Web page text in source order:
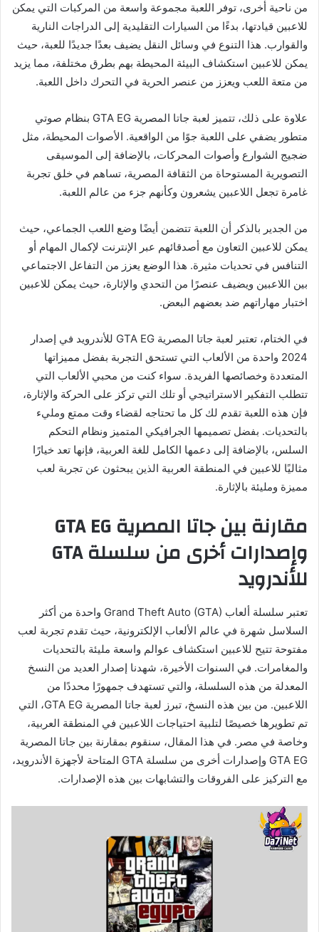
من ناحية أخرى، توفر اللعبة مجموعة واسعة من المركبات التي يمكن
للاعبين قيادتها، بدءًا من السيارات التقليدية إلى الدراجات النارية
والقوارب. هذا التنوع في وسائل النقل يضيف بعدًا جديدًا للعبة، حيث
يمكن للاعبين استكشاف البيئة المحيطة بهم بطرق مختلفة، مما يزيد
من متعة اللعب ويعزز من عنصر الحرية في التحرك داخل اللعبة.
علاوة على ذلك، تتميز لعبة جاتا المصرية GTA EG بنظام صوتي
متطور يضفي على اللعبة جوًا من الواقعية. الأصوات المحيطة، مثل
ضجيج الشوارع وأصوات المحركات، بالإضافة إلى الموسيقى
التصويرية المستوحاة من الثقافة المصرية، تساهم في خلق تجربة
غامرة تجعل اللاعبين يشعرون وكأنهم جزء من عالم اللعبة.
من الجدير بالذكر أن اللعبة تتضمن أيضًا وضع اللعب الجماعي، حيث
يمكن للاعبين التعاون مع أصدقائهم عبر الإنترنت لإكمال المهام أو
التنافس في تحديات مثيرة. هذا الوضع يعزز من التفاعل الاجتماعي
بين اللاعبين ويضيف عنصرًا من التحدي والإثارة، حيث يمكن للاعبين
اختبار مهاراتهم ضد بعضهم البعض.
في الختام، تعتبر لعبة جاتا المصرية GTA EG للأندرويد في إصدار
2024 واحدة من الألعاب التي تستحق التجربة بفضل مميزاتها
المتعددة وخصائصها الفريدة. سواء كنت من محبي الألعاب التي
تتطلب التفكير الاستراتيجي أو تلك التي تركز على الحركة والإثارة،
فإن هذه اللعبة تقدم لك كل ما تحتاجه لقضاء وقت ممتع ومليء
بالتحديات. بفضل تصميمها الجرافيكي المتميز ونظام التحكم
السلس، بالإضافة إلى دعمها الكامل للغة العربية، فإنها تعد خيارًا
مثاليًا للاعبين في المنطقة العربية الذين يبحثون عن تجربة لعب
مميزة ومليئة بالإثارة.
مقارنة بين جاتا المصرية GTA EG
وإصدارات أخرى من سلسلة GTA
للأندرويد
تعتبر سلسلة ألعاب Grand Theft Auto (GTA) واحدة من أكثر
السلاسل شهرة في عالم الألعاب الإلكترونية، حيث تقدم تجربة لعب
مفتوحة تتيح للاعبين استكشاف عوالم واسعة مليئة بالتحديات
والمغامرات. في السنوات الأخيرة، شهدنا إصدار العديد من النسخ
المعدلة من هذه السلسلة، والتي تستهدف جمهورًا محددًا من
اللاعبين. من بين هذه النسخ، تبرز لعبة جاتا المصرية GTA EG، التي
تم تطويرها خصيصًا لتلبية احتياجات اللاعبين في المنطقة العربية،
وخاصة في مصر. في هذا المقال، سنقوم بمقارنة بين جاتا المصرية
GTA EG وإصدارات أخرى من سلسلة GTA المتاحة لأجهزة الأندرويد،
مع التركيز على الفروقات والتشابهات بين هذه الإصدارات.